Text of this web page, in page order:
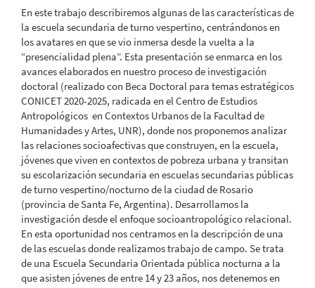
En este trabajo describiremos algunas de las características de
la escuela secundaria de turno vespertino, centrándonos en
los avatares en que se vio inmersa desde la vuelta a la
“presencialidad plena”. Esta presentación se enmarca en los
avances elaborados en nuestro proceso de investigación
doctoral (realizado con Beca Doctoral para temas estratégicos
CONICET 2020-2025, radicada en el Centro de Estudios
Antropológicos en Contextos Urbanos de la Facultad de
Humanidades y Artes, UNR), donde nos proponemos analizar
las relaciones socioafectivas que construyen, en la escuela,
jóvenes que viven en contextos de pobreza urbana y transitan
su escolarización secundaria en escuelas secundarias públicas
de turno vespertino/nocturno de la ciudad de Rosario
(provincia de Santa Fe, Argentina). Desarrollamos la
investigación desde el enfoque socioantropológico relacional.
En esta oportunidad nos centramos en la descripción de una
de las escuelas donde realizamos trabajo de campo. Se trata
de una Escuela Secundaria Orientada pública nocturna a la
que asisten jóvenes de entre 14 y 23 años, nos detenemos en